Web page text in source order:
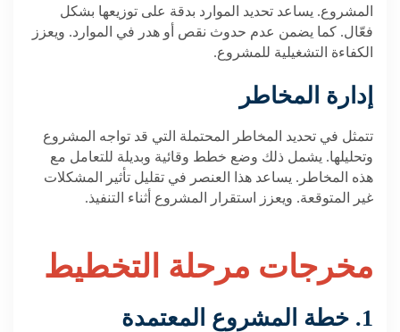
المشروع. يساعد تحديد الموارد بدقة على توزيعها بشكل
فعّال. كما يضمن عدم حدوث نقص أو هدر في الموارد. ويعزز
الكفاءة التشغيلية للمشروع.
إدارة المخاطر
تتمثل في تحديد المخاطر المحتملة التي قد تواجه المشروع
وتحليلها. يشمل ذلك وضع خطط وقائية وبديلة للتعامل مع
هذه المخاطر. يساعد هذا العنصر في تقليل تأثير المشكلات
غير المتوقعة. ويعزز استقرار المشروع أثناء التنفيذ.
مخرجات مرحلة التخطيط
1. خطة المشروع المعتمدة